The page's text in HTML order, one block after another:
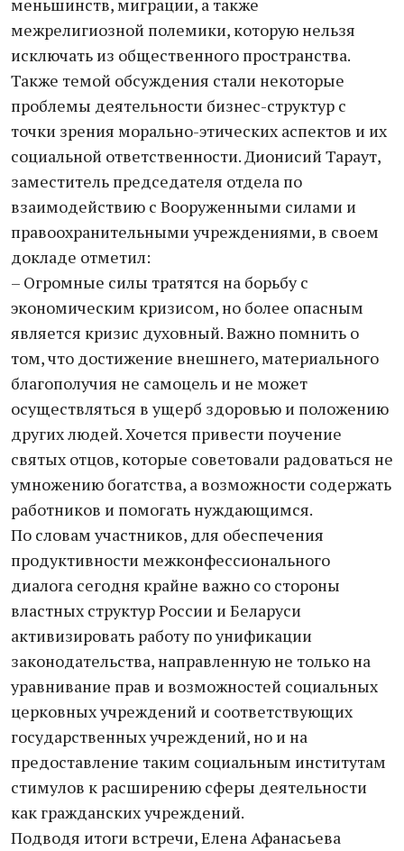
меньшинств, миграции, а также
межрелигиозной полемики, которую нельзя
исключать из общественного пространства.
Также темой обсуждения стали некоторые
проблемы деятельности бизнес-структур с
точки зрения морально-этических аспектов и их
социальной ответственности. Дионисий Тараут,
заместитель председателя отдела по
взаимодействию с Вооруженными силами и
правоохранительными учреждениями, в своем
докладе отметил:
– Огромные силы тратятся на борьбу с
экономическим кризисом, но более опасным
является кризис духовный. Важно помнить о
том, что достижение внешнего, материального
благополучия не самоцель и не может
осуществляться в ущерб здоровью и положению
других людей. Хочется привести поучение
святых отцов, которые советовали радоваться не
умножению богатства, а возможности содержать
работников и помогать нуждающимся.
По словам участников, для обеспечения
продуктивности межконфессионального
диалога сегодня крайне важно со стороны
властных структур России и Беларуси
активизировать работу по унификации
законодательства, направленную не только на
уравнивание прав и возможностей социальных
церковных учреждений и соответствующих
государственных учреждений, но и на
предоставление таким социальным институтам
стимулов к расширению сферы деятельности
как гражданских учреждений.
Подводя итоги встречи, Елена Афанасьева